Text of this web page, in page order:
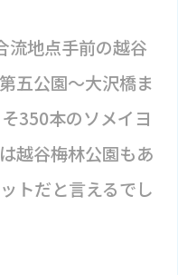
流地点手前の越谷
五公園〜大沢橋ま
350本のソメイヨ
越谷梅林公園もあ
トだと言えるでし